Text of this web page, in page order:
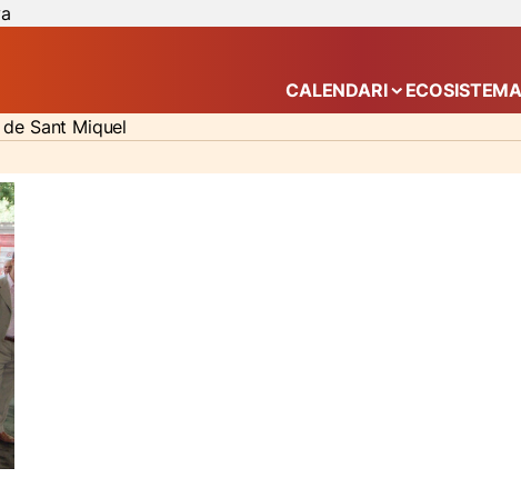
CALENDARI Mostra el
ECOSISTEMA
de Sant Miquel